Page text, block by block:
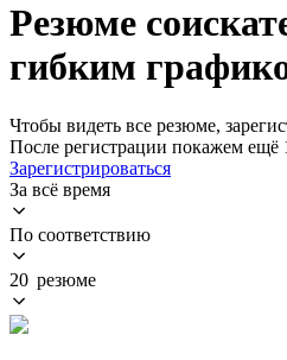
Резюме
гибким
Чтобы видеть все резюме,
После регистрации покажем ещё
Зарегистрироваться
За всё время
По соответствию
20 резюме